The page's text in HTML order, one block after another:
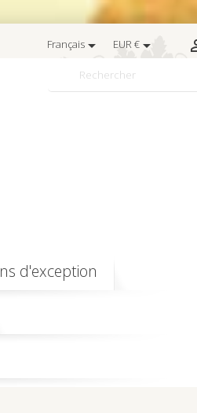
Français EUR €
d'exception